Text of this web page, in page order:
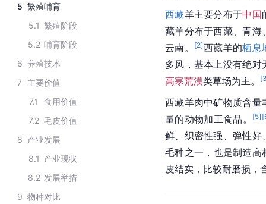
5 繁殖哺育
5.1 繁殖阶段
5.2 哺育阶段
6 养殖技术
7
主要价值
7.1
食用价值
7.2 毛皮价值
8 产业发展
8.1 产业现状
8.2 发展举措
9 物种对比
西藏羊主要分布于中国
藏羊分布于西藏、青海
云南。
[2]西藏羊的栖息
多风，基本上没有绝对
高寒荒漠类草场为主。 [
西藏羊肉中矿物质含量
量的动物加工食品。
[5] [
鲜、织密性强、弹性好
毛种之一，也是制造高
皮结实，比较耐磨损，